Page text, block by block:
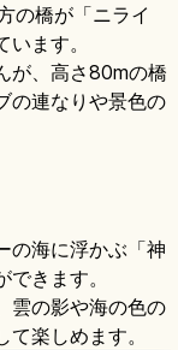
の橋が「ニライ
ます。
が、高さ80mの橋
の連なりや景色の
の海に浮かぶ「神
きます。
雲の影や海の色の
楽しめます。